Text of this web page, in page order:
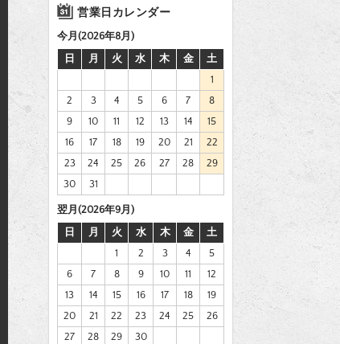
営業日カレンダー
今月(2026年8月)
日
月 火 水 木 金
土
1
2
3 4 5 6 7
8
9
10 11 12 13 14
15
16
17 18 19 20 21
22
23
24 25 26 27 28
29
30
31
翌月(2026年9月)
日
月 火 水 木 金
土
1
2 3 4
5
6
7 8 9 10 11
12
13
14 15 16 17 18
19
20
21 22 23 24 25
26
27
28 29 30